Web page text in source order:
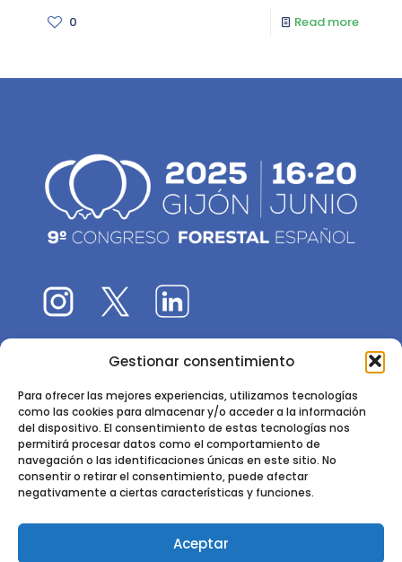
Gestionar consentimiento
Para ofrecer las mejores experiencias, utilizamos tecnologías
como las cookies para almacenar y/o acceder a la información
del dispositivo. El consentimiento de estas tecnologías nos
permitirá procesar datos como el comportamiento de
navegación o las identificaciones únicas en este sitio. No
consentir o retirar el consentimiento, puede afectar
negativamente a ciertas características y funciones.
Aceptar
0 Read more
El 9CFE es una actividad promovida por laSociedad
Instituto de Ciencias Forestales, INIA-CSIC
Ctra. de la Coruña km 7,5 - 28040 Madrid